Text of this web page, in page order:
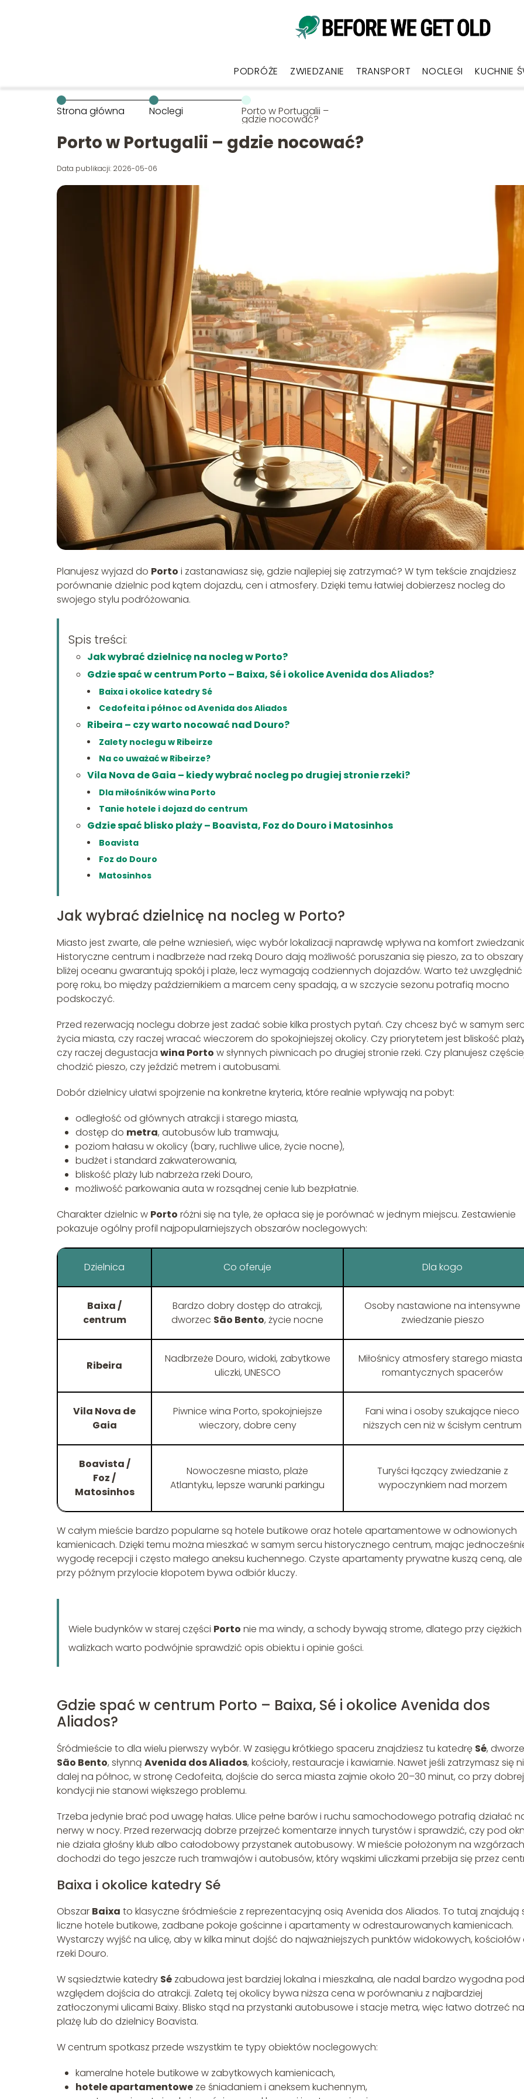
PODRÓŻE ZWIEDZANIE TRANSPORT NOCLEGI KUCHNIE
Strona główna Noclegi Porto w Portugalii –
gdzie nocować?
Porto w Portugalii – gdzie nocować?
Data publikacji: 2026-05-06
Planujesz wyjazd do Porto i zastanawiasz się, gdzie najlepiej się zatrzymać? W tym tekście znajdziesz
porównanie dzielnic pod kątem dojazdu, cen i atmosfery. Dzięki temu łatwiej dobierzesz nocleg do
swojego stylu podróżowania.
Spis treści:
Jak wybrać dzielnicę na nocleg w Porto?
Gdzie spać w centrum Porto – Baixa, Sé i okolice Avenida dos Aliados?
Baixa i okolice katedry Sé
Cedofeita i północ od Avenida dos Aliados
Ribeira – czy warto nocować nad Douro?
Zalety noclegu w Ribeirze
Na co uważać w Ribeirze?
Vila Nova de Gaia – kiedy wybrać nocleg po drugiej stronie rzeki?
Dla miłośników wina Porto
Tanie hotele i dojazd do centrum
Gdzie spać blisko plaży – Boavista, Foz do Douro i Matosinhos
Boavista
Foz do Douro
Matosinhos
Jak wybrać dzielnicę na nocleg w Porto?
Miasto jest zwarte, ale pełne wzniesień, więc wybór lokalizacji naprawdę wpływa na komfort
Historyczne centrum i nadbrzeże nad rzeką Douro dają możliwość poruszania się pieszo, za to obszary
bliżej oceanu gwarantują spokój i plaże, lecz wymagają codziennych dojazdów. Warto też uwzględnić
porę roku, bo między październikiem a marcem ceny spadają, a w szczycie sezonu potrafią mocno
podskoczyć.
Przed rezerwacją noclegu dobrze jest zadać sobie kilka prostych pytań. Czy chcesz być w samym
życia miasta, czy raczej wracać wieczorem do spokojniejszej okolicy. Czy priorytetem jest bliskość
czy raczej degustacja wina Porto w słynnych piwnicach po drugiej stronie rzeki. Czy planujesz
chodzić pieszo, czy jeździć metrem i autobusami.
Dobór dzielnicy ułatwi spojrzenie na konkretne kryteria, które realnie wpływają na pobyt:
odległość od głównych atrakcji i starego miasta,
dostęp do metra, autobusów lub tramwaju,
poziom hałasu w okolicy (bary, ruchliwe ulice, życie nocne),
budżet i standard zakwaterowania,
bliskość plaży lub nabrzeża rzeki Douro,
możliwość parkowania auta w rozsądnej cenie lub bezpłatnie.
Charakter dzielnic w Porto różni się na tyle, że opłaca się je porównać w jednym miejscu. Zestawienie
pokazuje ogólny profil najpopularniejszych obszarów noclegowych:
Dzielnica Co oferuje Dla kogo
Baixa /
centrum
Bardzo dobry dostęp do atrakcji,
dworzec São Bento, życie nocne
Osoby nastawione na intensywne
zwiedzanie pieszo
Ribeira
Nadbrzeże Douro, widoki, zabytkowe
uliczki, UNESCO
Miłośnicy atmosfery starego miasta
romantycznych spacerów
Vila Nova de
Gaia
Piwnice wina Porto, spokojniejsze
wieczory, dobre ceny
Fani wina i osoby szukające nieco
niższych cen niż w ścisłym centrum
Boavista /
Foz /
Matosinhos
Nowoczesne miasto, plaże
Atlantyku, lepsze warunki parkingu
Turyści łączący zwiedzanie z
wypoczynkiem nad morzem
W całym mieście bardzo popularne są hotele butikowe oraz hotele apartamentowe w odnowionych
kamienicach. Dzięki temu można mieszkać w samym sercu historycznego centrum, mając
wygodę recepcji i często małego aneksu kuchennego. Czyste apartamenty prywatne kuszą ceną, ale
przy późnym przylocie kłopotem bywa odbiór kluczy.
Wiele budynków w starej części Porto nie ma windy, a schody bywają strome, dlatego przy ciężkich
walizkach warto podwójnie sprawdzić opis obiektu i opinie gości.
Gdzie spać w centrum Porto – Baixa, Sé i okolice Avenida dos
Aliados?
Śródmieście to dla wielu pierwszy wybór. W zasięgu krótkiego spaceru znajdziesz tu katedrę Sé,
São Bento, słynną Avenida dos Aliados, kościoły, restauracje i kawiarnie. Nawet jeśli zatrzymasz się
dalej na północ, w stronę Cedofeita, dojście do serca miasta zajmie około 20–30 minut, co przy dobrej
kondycji nie stanowi większego problemu.
Trzeba jedynie brać pod uwagę hałas. Ulice pełne barów i ruchu samochodowego potrafią działać
nerwy w nocy. Przed rezerwacją dobrze przejrzeć komentarze innych turystów i sprawdzić, czy pod
nie działa głośny klub albo całodobowy przystanek autobusowy. W mieście położonym na wzgórzach
dochodzi do tego jeszcze ruch tramwajów i autobusów, który wąskimi uliczkami przebija się przez
Baixa i okolice katedry Sé
Obszar Baixa to klasyczne śródmieście z reprezentacyjną osią Avenida dos Aliados. To tutaj znajdują
liczne hotele butikowe, zadbane pokoje gościnne i apartamenty w odrestaurowanych kamienicach.
Wystarczy wyjść na ulicę, aby w kilka minut dojść do najważniejszych punktów widokowych, kościołów
rzeki Douro.
W sąsiedztwie katedry Sé zabudowa jest bardziej lokalna i mieszkalna, ale nadal bardzo wygodna pod
względem dojścia do atrakcji. Zaletą tej okolicy bywa niższa cena w porównaniu z najbardziej
zatłoczonymi ulicami Baixy. Blisko stąd na przystanki autobusowe i stacje metra, więc łatwo dotrzeć na
plażę lub do dzielnicy Boavista.
W centrum spotkasz przede wszystkim te typy obiektów noclegowych:
kameralne hotele butikowe w zabytkowych kamienicach,
hotele apartamentowe ze śniadaniem i aneksem kuchennym,